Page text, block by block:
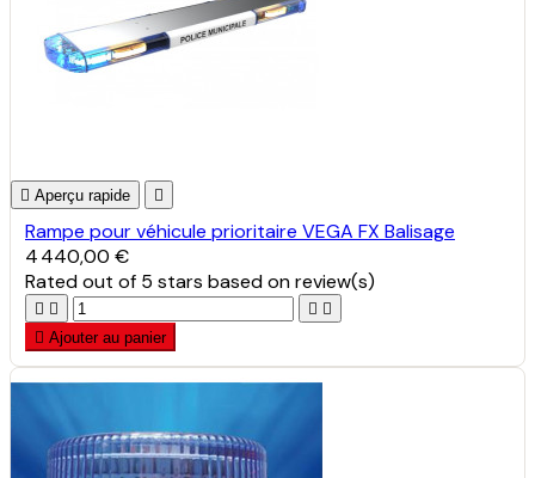
 Aperçu rapide 
Rampe pour véhicule prioritaire VEGA FX Balisage
4 440,00 €
Ratedout of 5 stars based onreview(s)
   
 Ajouter au panier